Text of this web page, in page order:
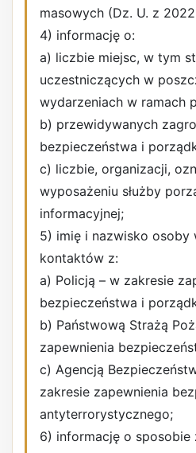
masowych (Dz. U. z
4) informację o:
a) liczbie miejsc, w tym
uczestniczących w
wydarzeniach w ramach
b) przewidywanych
bezpieczeństwa i
c) liczbie, organizacji,
wyposażeniu służby
informacyjnej;
5) imię i nazwisko osoby
kontaktów z:
a) Policją – w zakresie
bezpieczeństwa i
b) Państwową Strażą
zapewnienia
c) Agencją
zakresie zapewnienia
antyterrorystycznego;
6) informację o sposobie